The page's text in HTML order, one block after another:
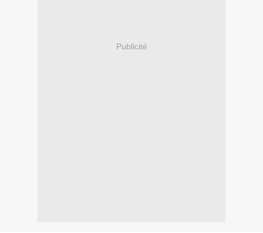
Publicité